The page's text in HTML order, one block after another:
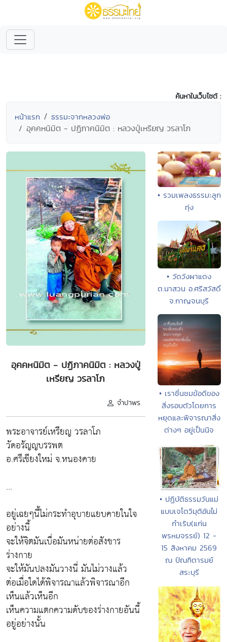
ค้นหาในเว็บไซต์ :
หน้าแรก ธรรมะจากหลวงพ่อ
อุคคหนิมิต - ปฏิภาคนิมิต : หลวงปู่เหรียญ วรลาโภ
อุคคหนิมิต - ปฏิภาคนิมิต : หลวงปู่
เหรียญ วรลาโภ
จำปาพร
พระอาจารย์เหรียญ วรลาโภ
วัดอรัญญบรรพต
อ.ศรีเชียงใหม่ จ.หนองคาย
...
อยู่เฉยๆนี้ไม่กระทำอุบายแยบคายในใจ
อย่างนี้
จะให้จิตมันเบื่อมันหน่ายต่อสังขาร
ร่างกาย
จะให้มันปลงมันวางนี่ มันไม่วางแล้ว
ต่อเมื่อใดได้พิจารณาแล้วพิจารณาอีก
เห็นแล้วเห็นอีก
เห็นความแตกความดับของร่างกายอันนี้
อยู่อย่างนั้น
• รวมเพลงธรรมะลูก
ทุ่ง
• วัดวังผาแดง
ต.นาสวน อ.ศรีสวัสดิ์
จ.กาญจนบุรี
• เราชื่นชมข้อดีของ
สิ่งรอบตัวโดยการ
หยุดและพิจารณาสิ่ง
ต่างๆ อยู่เป็นนิจ
• ปฏิบัติธรรมวันแม่
แบบเจโตวิมุติอันไม่
กำเริบ(แก่น
พรหมจรรย์) 12 -
15 สิงหาคม 2569
ณ ปัณฑิตารมย์
สระบุรี